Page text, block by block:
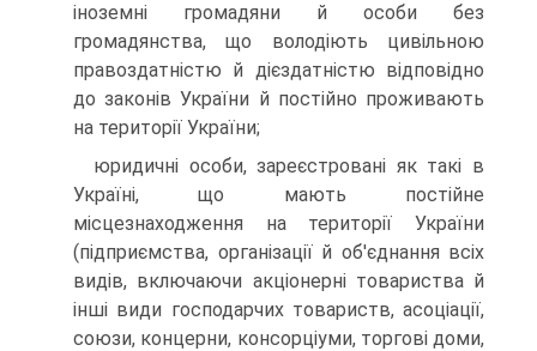
іноземні громадяни й осо­би без
громадянства, що володіють цивільною
правоздатністю й дієздатністю відповідно
до законів України й постійно проживають
на території України;
юридичні особи, зареєстровані як такі в
Україні, що мають по­стійне
місцезнаходження на території України
(підприємства, орга­нізації й об'єднання всіх
видів, включаючи акціонерні товариства й
інші види господарчих товариств, асоціації,
союзи, концерни, консорціуми, торгові доми,